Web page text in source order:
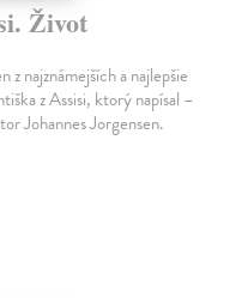
Život
z najznámejších a najlepšie
z Assisi, ktorý napísal –
Johannes Jorgensen.